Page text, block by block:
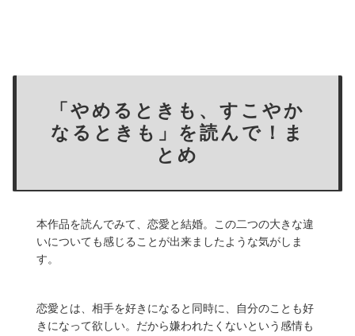
「やめるときも、すこやか
なるときも」を読んで！ま
とめ
本作品を読んでみて、恋愛と結婚。この二つの大きな違
いについても感じることが出来ましたような気がしま
す。
恋愛とは、相手を好きになると同時に、自分のことも好
きになって欲しい。だから嫌われたくないという感情も